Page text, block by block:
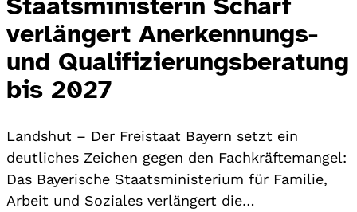
verlängert Anerkennungs-
und Qualifizierungsberatung
bis 2027
Landshut – Der Freistaat Bayern setzt ein
deutliches Zeichen gegen den Fachkräftemangel:
Das Bayerische Staatsministerium für Familie,
Arbeit und Soziales verlängert die…